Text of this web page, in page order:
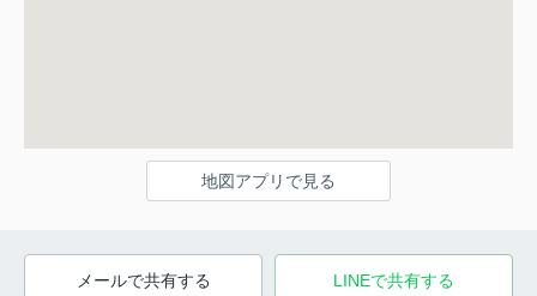
地図アプリで見る
メールで共有する LINEで共有する